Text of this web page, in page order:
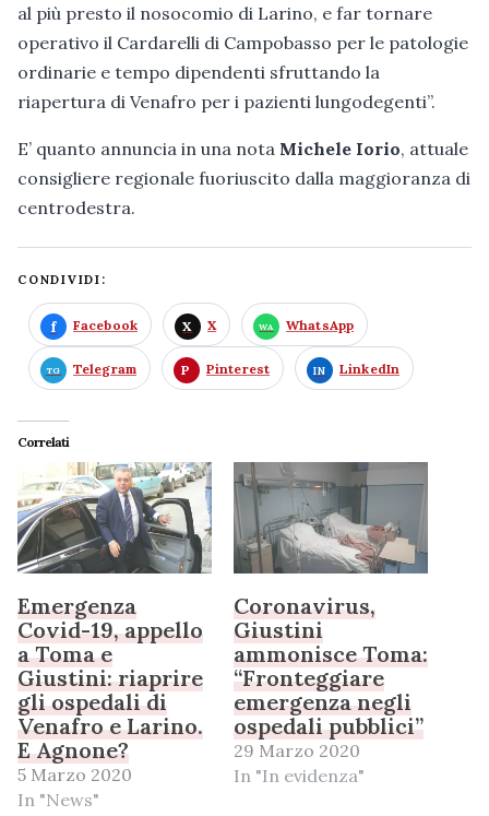
al più presto il nosocomio di Larino, e far tornare
operativo il Cardarelli di Campobasso per le patologie
ordinarie e tempo dipendenti sfruttando la
riapertura di Venafro per i pazienti lungodegenti”.
E’ quanto annuncia in una nota Michele Iorio, attuale
consigliere regionale fuoriuscito dalla maggioranza di
centrodestra.
CONDIVIDI:
Facebook X WhatsApp
Telegram Pinterest LinkedIn
Correlati
Emergenza
Covid-19, appello
a Toma e
Giustini: riaprire
gli ospedali di
Venafro e Larino.
E Agnone?
5 Marzo 2020
In "News"
Coronavirus,
Giustini
ammonisce Toma:
“Fronteggiare
emergenza negli
ospedali pubblici”
29 Marzo 2020
In "In evidenza"